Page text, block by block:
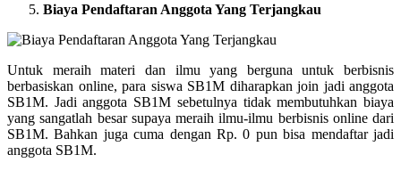
Biaya Pendaftaran Anggota Yang Terjangkau
Untuk meraih materi dan ilmu yang berguna untuk berbisnis
berbasiskan online, para siswa SB1M diharapkan join jadi anggota
SB1M. Jadi anggota SB1M sebetulnya tidak membutuhkan biaya
yang sangatlah besar supaya meraih ilmu-ilmu berbisnis online dari
SB1M. Bahkan juga cuma dengan Rp. 0 pun bisa mendaftar jadi
anggota SB1M.